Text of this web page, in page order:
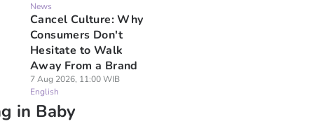
News
Cancel Culture: Why
Consumers Don't
Hesitate to Walk
Away From a Brand
7 Aug 2026, 11:00 WIB
English
in Baby